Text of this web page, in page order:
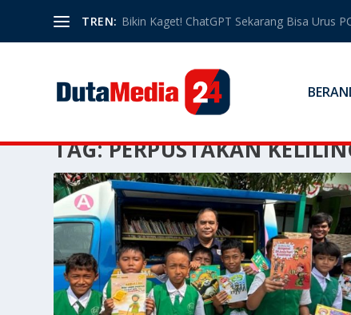
TREN: Bikin Kaget! ChatGPT Sekarang Bisa Urus
TAG:PERPUSTAKAN